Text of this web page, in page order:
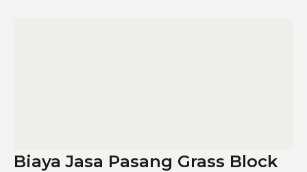
Biaya Jasa Pasang Grass Block